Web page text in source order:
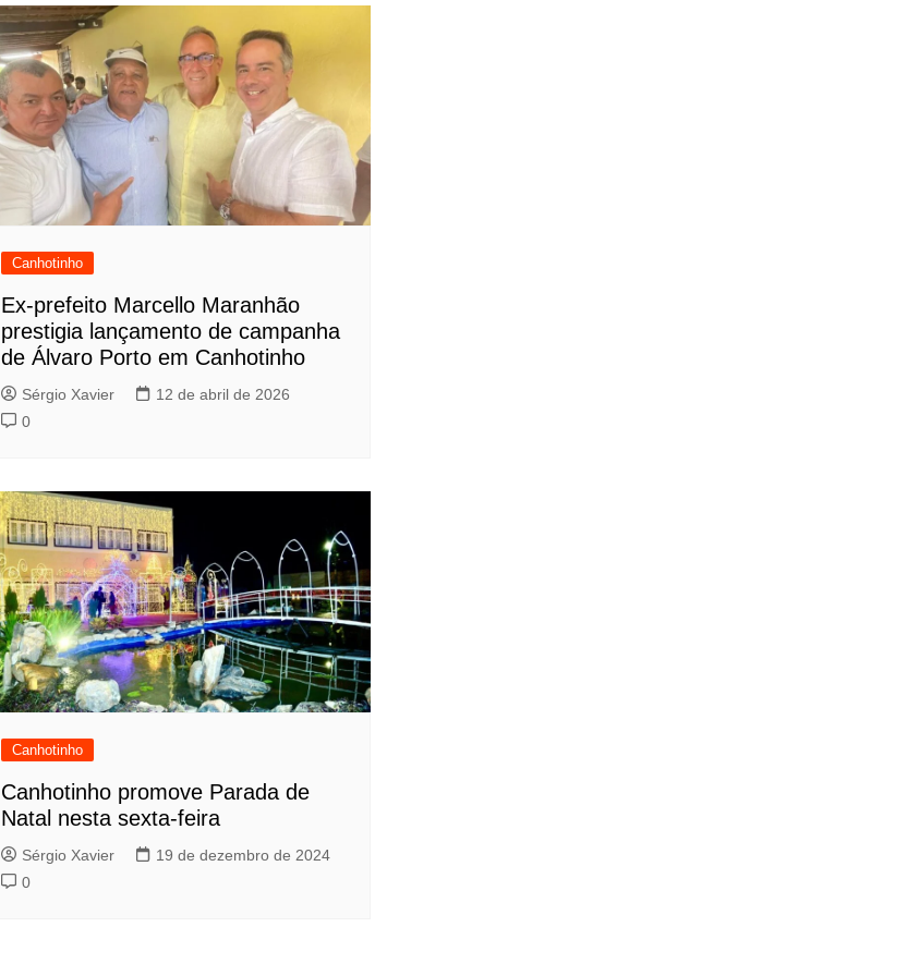
Canhotinho
Ex-prefeito Marcello Maranhão
prestigia lançamento de campanha
de Álvaro Porto em Canhotinho
Sérgio Xavier
12 de abril de 2026
0
Canhotinho
Canhotinho promove Parada de
Natal nesta sexta-feira
Sérgio Xavier
19 de dezembro de 2024
0